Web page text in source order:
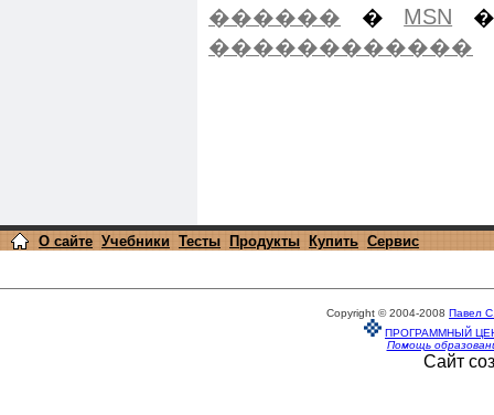
������ � MSN
������������
О сайте Учебники Тесты Продукты Купить Сервис
Copyright © 2004-2008 Павел
ПРОГРАММНЫЙ
Помощь
Сайт